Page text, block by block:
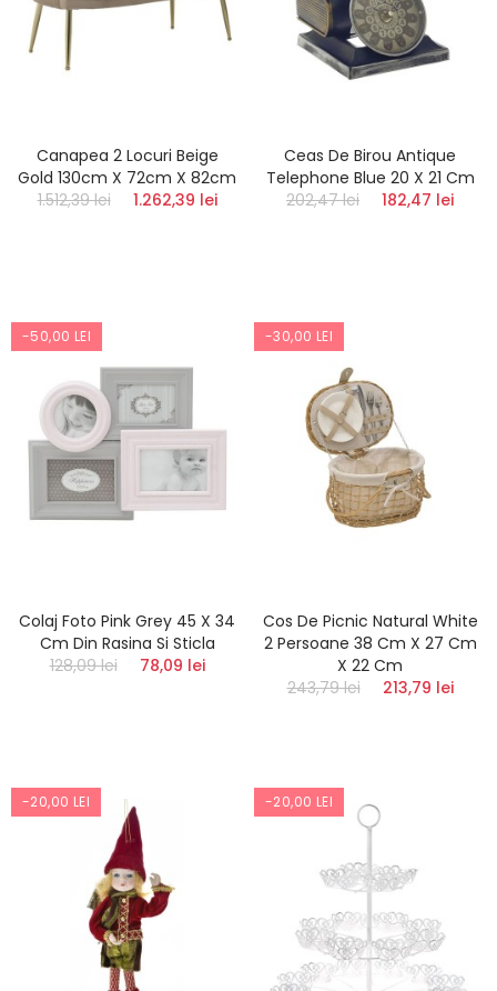
Canapea 2 Locuri Beige
Gold 130cm X 72cm X 82cm
1.512,39 lei
1.262,39 lei
Ceas De Birou Antique
Telephone Blue 20 X 21 Cm
202,47 lei
182,47 lei
-50,00 LEI
Colaj Foto Pink Grey 45 X 34
Cm Din Rasina Si Sticla
128,09 lei
78,09 lei
-30,00 LEI
Cos De Picnic Natural White
2 Persoane 38 Cm X 27 Cm
X 22 Cm
243,79 lei
213,79 lei
-20,00 LEI -20,00 LEI